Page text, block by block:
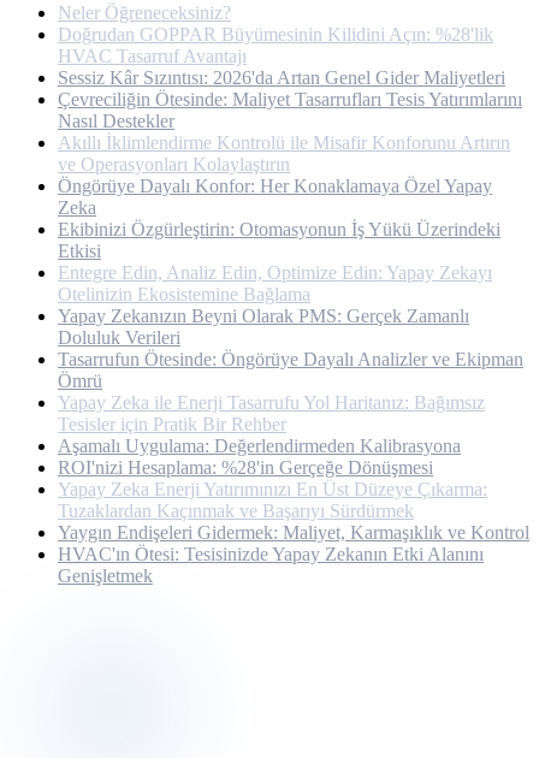
Neler Öğreneceksiniz?
Doğrudan GOPPAR Büyümesinin Kilidini Açın: %28'lik
HVAC Tasarruf Avantajı
Sessiz Kâr Sızıntısı: 2026'da Artan Genel Gider Maliyetleri
Çevreciliğin Ötesinde: Maliyet Tasarrufları Tesis Yatırımlarını
Nasıl Destekler
Akıllı İklimlendirme Kontrolü ile Misafir Konforunu Artırın
ve Operasyonları Kolaylaştırın
Öngörüye Dayalı Konfor: Her Konaklamaya Özel Yapay
Zeka
Ekibinizi Özgürleştirin: Otomasyonun İş Yükü Üzerindeki
Etkisi
Entegre Edin, Analiz Edin, Optimize Edin: Yapay Zekayı
Otelinizin Ekosistemine Bağlama
Yapay Zekanızın Beyni Olarak PMS: Gerçek Zamanlı
Doluluk Verileri
Tasarrufun Ötesinde: Öngörüye Dayalı Analizler ve Ekipman
Ömrü
Yapay Zeka ile Enerji Tasarrufu Yol Haritanız: Bağımsız
Tesisler için Pratik Bir Rehber
Aşamalı Uygulama: Değerlendirmeden Kalibrasyona
ROI'nizi Hesaplama: %28'in Gerçeğe Dönüşmesi
Yapay Zeka Enerji Yatırımınızı En Üst Düzeye Çıkarma:
Tuzaklardan Kaçınmak ve Başarıyı Sürdürmek
Yaygın Endişeleri Gidermek: Maliyet, Karmaşıklık ve Kontrol
HVAC'ın Ötesi: Tesisinizde Yapay Zekanın Etki Alanını
Genişletmek